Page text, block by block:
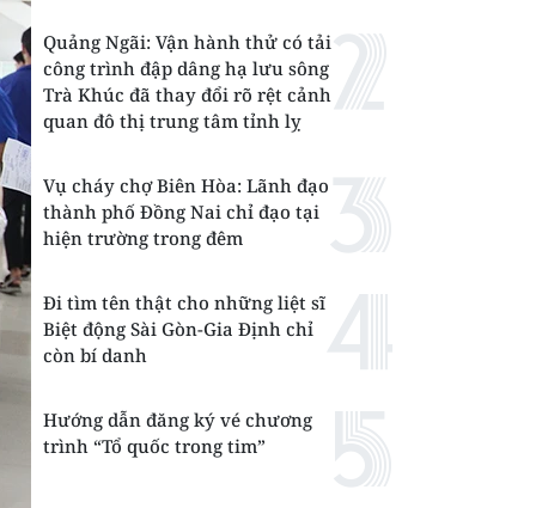
Quảng Ngãi: Vận hành thử có tải
công trình đập dâng hạ lưu sông
Trà Khúc đã thay đổi rõ rệt cảnh
quan đô thị trung tâm tỉnh lỵ
Vụ cháy chợ Biên Hòa: Lãnh đạo
thành phố Đồng Nai chỉ đạo tại
hiện trường trong đêm
Đi tìm tên thật cho những liệt sĩ
Biệt động Sài Gòn-Gia Định chỉ
còn bí danh
Hướng dẫn đăng ký vé chương
trình “Tổ quốc trong tim”